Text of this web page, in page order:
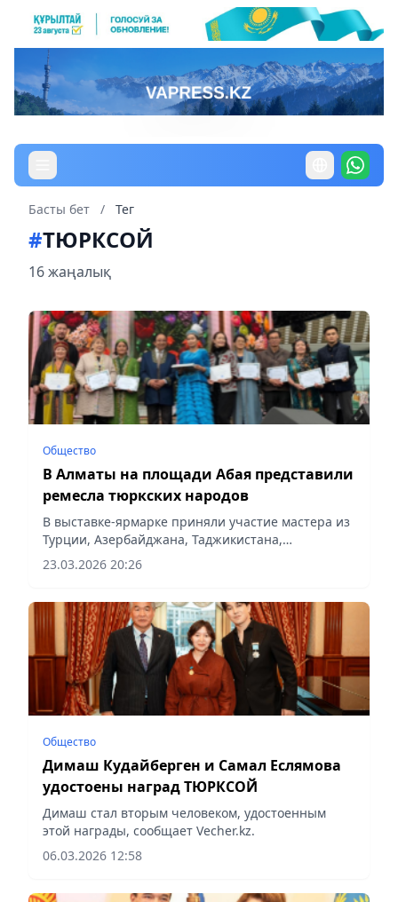
Басты бет / Тег
#ТЮРКСОЙ
16 жаңалық
Общество
В Алматы на площади Абая представили
ремесла тюркских народов
В выставке-ярмарке приняли участие мастера из
Турции, Азербайджана, Таджикистана,
Узбекистана, Кыргызстана и Казахстана,
сообщает Vecher.kz.
23.03.2026 20:26
Общество
Димаш Кудайберген и Самал Еслямова
удостоены наград ТЮРКСОЙ
Димаш стал вторым человеком, удостоенным
этой награды, сообщает Vecher.kz.
06.03.2026 12:58